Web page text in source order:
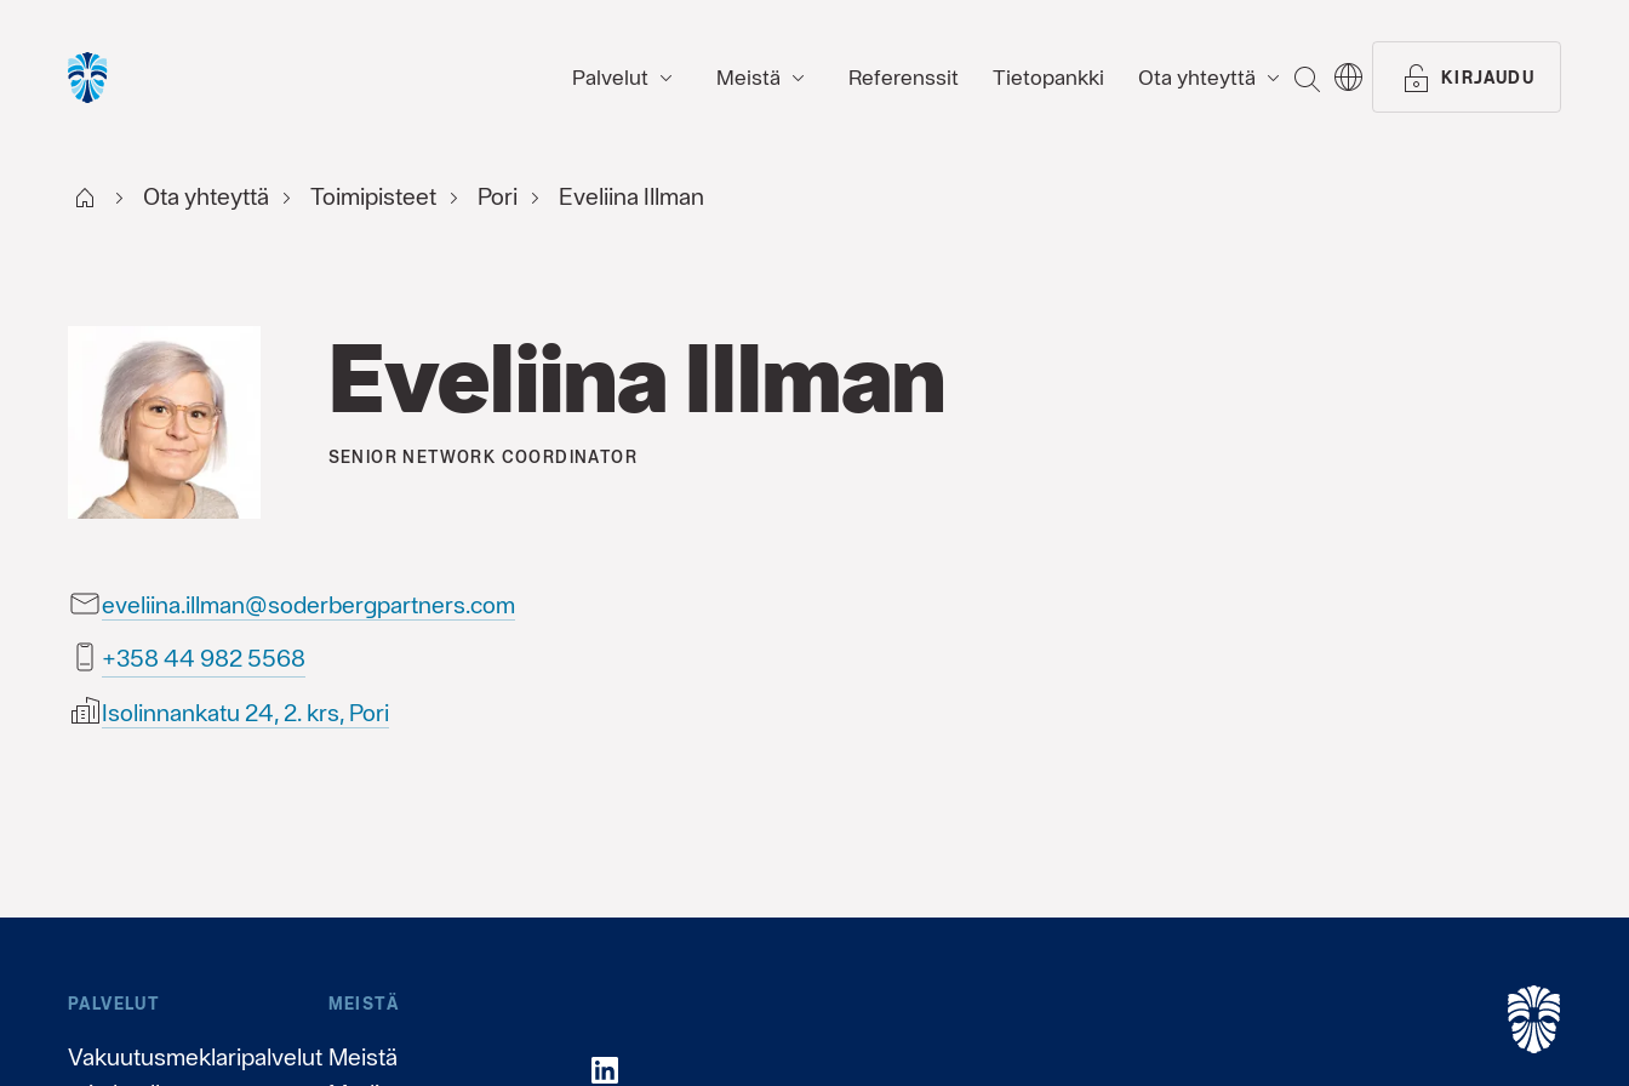
Palvelut Meistä Referenssit Tietopankki Ota yhteyttä ETSI KIRJAUDU
Start FI Ota yhteyttä Toimipisteet Pori Eveliina Illman
Eveliina Illman
SENIOR NETWORK COORDINATOR
eveliina.illman@soderbergpartners.com
8655 289 44 853+
Isolinnankatu 24, 2. krs, Pori
PALVELUT
Vakuutusmeklaripalvelut
MEISTÄ
Meistä